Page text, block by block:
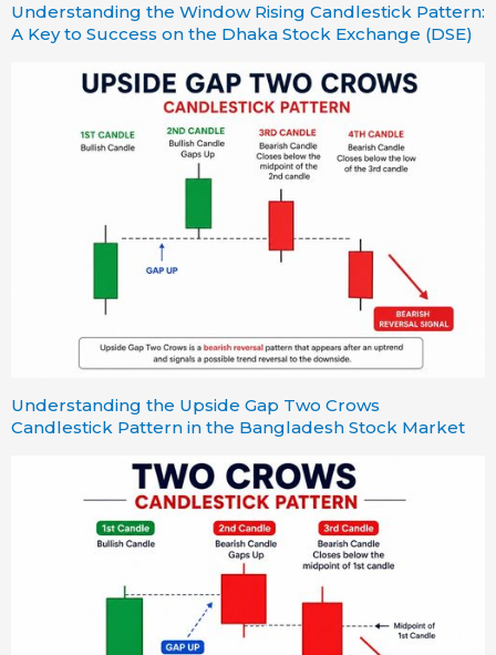
Understanding the Window Rising Candlestick Pattern:
A Key to Success on the Dhaka Stock Exchange (DSE)
Understanding the Upside Gap Two Crows
Candlestick Pattern in the Bangladesh Stock Market